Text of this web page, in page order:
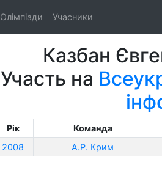
Олімпіади Учасники
Казбан
Участь на
Рік
Команда
2008 А.Р. Крим